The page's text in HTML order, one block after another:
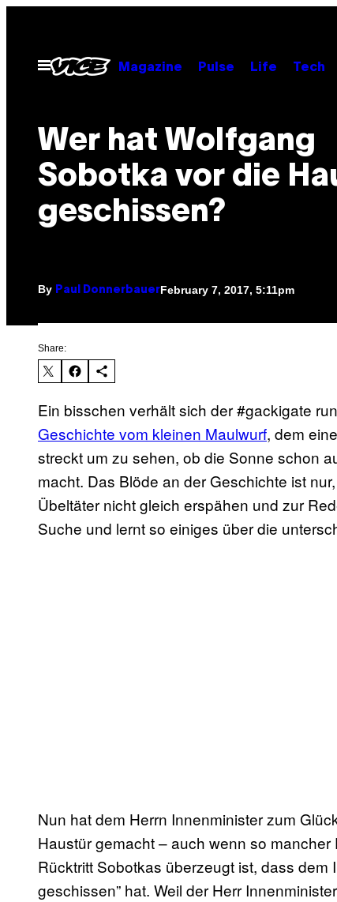
contentOpen
Menu
Magazine Pulse Life Tech
Wer hat Wolfgang
Sobotka vor die
geschissen?
By Paul DonnerbauerFebruary 7, 2017, 5:11pm
Share:
Ein bisschen verhält sich der #gackigate
Geschichte vom kleinen Maulwurf, dem
streckt um zu sehen, ob die Sonne schon
macht. Das Blöde an der Geschichte ist
Übeltäter nicht gleich erspähen und zur
Suche und lernt so einiges über die
Nun hat dem Herrn Innenminister zum
Haustür gemacht – auch wenn so
Rücktritt Sobotkas überzeugt ist, dass dem
geschissen” hat. Weil der Herr